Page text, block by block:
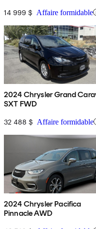
14 999 $ Affaire formidable
2024 Chrysler Grand
SXT FWD
32 488 $ Affaire formidable
2024 Chrysler Pacifica
Pinnacle AWD